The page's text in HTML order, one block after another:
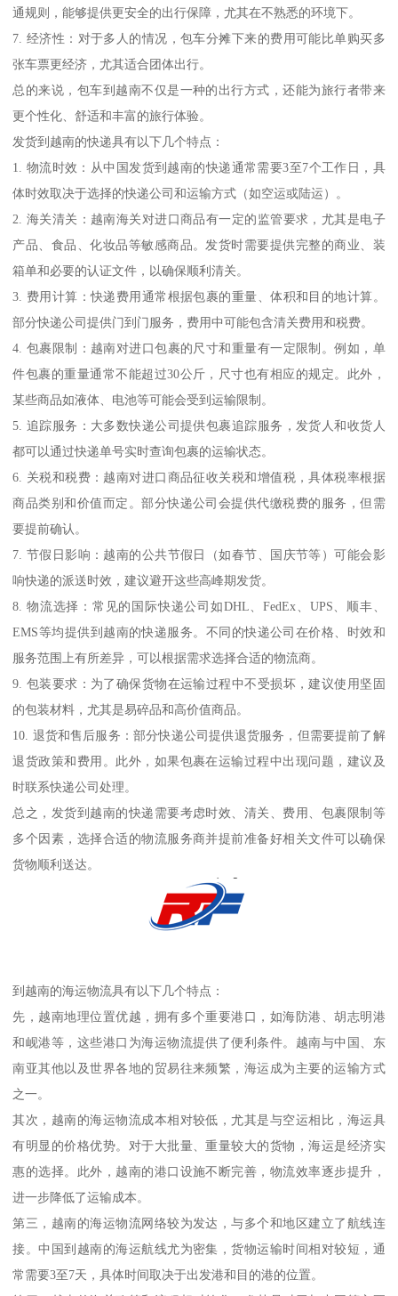
通规则，能够提供更安全的出行保障，尤其在不熟悉的环境下。
7. 经济性：对于多人的情况，包车分摊下来的费用可能比单购买多
张车票更经济，尤其适合团体出行。
总的来说，包车到越南不仅是一种的出行方式，还能为旅行者带来
更个性化、舒适和丰富的旅行体验。
发货到越南的快递具有以下几个特点：
1. 物流时效：从中国发货到越南的快递通常需要3至7个工作日，具
体时效取决于选择的快递公司和运输方式（如空运或陆运）。
2. 海关清关：越南海关对进口商品有一定的监管要求，尤其是电子
产品、食品、化妆品等敏感商品。发货时需要提供完整的商业、装
箱单和必要的认证文件，以确保顺利清关。
3. 费用计算：快递费用通常根据包裹的重量、体积和目的地计算。
部分快递公司提供门到门服务，费用中可能包含清关费用和税费。
4. 包裹限制：越南对进口包裹的尺寸和重量有一定限制。例如，单
件包裹的重量通常不能超过30公斤，尺寸也有相应的规定。此外，
某些商品如液体、电池等可能会受到运输限制。
5. 追踪服务：大多数快递公司提供包裹追踪服务，发货人和收货人
都可以通过快递单号实时查询包裹的运输状态。
6. 关税和税费：越南对进口商品征收关税和增值税，具体税率根据
商品类别和价值而定。部分快递公司会提供代缴税费的服务，但需
要提前确认。
7. 节假日影响：越南的公共节假日（如春节、国庆节等）可能会影
响快递的派送时效，建议避开这些高峰期发货。
8. 物流选择：常见的国际快递公司如DHL、FedEx、UPS、顺丰、
EMS等均提供到越南的快递服务。不同的快递公司在价格、时效和
服务范围上有所差异，可以根据需求选择合适的物流商。
9. 包装要求：为了确保货物在运输过程中不受损坏，建议使用坚固
的包装材料，尤其是易碎品和高价值商品。
10. 退货和售后服务：部分快递公司提供退货服务，但需要提前了解
退货政策和费用。此外，如果包裹在运输过程中出现问题，建议及
时联系快递公司处理。
总之，发货到越南的快递需要考虑时效、清关、费用、包裹限制等
多个因素，选择合适的物流服务商并提前准备好相关文件可以确保
货物顺利送达。
到越南的海运物流具有以下几个特点：
先，越南地理位置优越，拥有多个重要港口，如海防港、胡志明港
和岘港等，这些港口为海运物流提供了便利条件。越南与中国、东
南亚其他以及世界各地的贸易往来频繁，海运成为主要的运输方式
之一。
其次，越南的海运物流成本相对较低，尤其是与空运相比，海运具
有明显的价格优势。对于大批量、重量较大的货物，海运是经济实
惠的选择。此外，越南的港口设施不断完善，物流效率逐步提升，
进一步降低了运输成本。
第三，越南的海运物流网络较为发达，与多个和地区建立了航线连
接。中国到越南的海运航线尤为密集，货物运输时间相对较短，通
常需要3至7天，具体时间取决于出发港和目的港的位置。